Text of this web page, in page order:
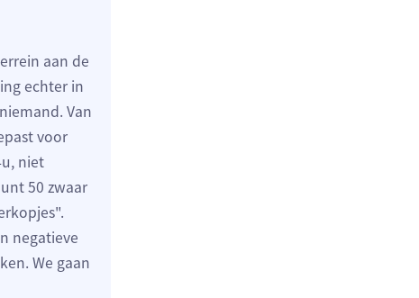
aan de
echter in
Van
voor
niet
50 zwaar
negatieve
We gaan